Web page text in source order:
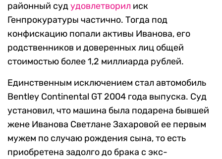
районный судудовлетворил иск
Генпрокуратуры частично. Тогда под
конфискацию попали активы Иванова, его
родственников и доверенных лиц общей
стоимостью более 1,2 миллиарда рублей.
Единственным исключением стал автомобиль
Bentley Continental GT 2004 года выпуска. Суд
установил, что машина была подарена бывшей
жене Иванова Светлане Захаровой ее первым
мужем по случаю рождения сына, то есть
приобретена задолго до брака с экс-